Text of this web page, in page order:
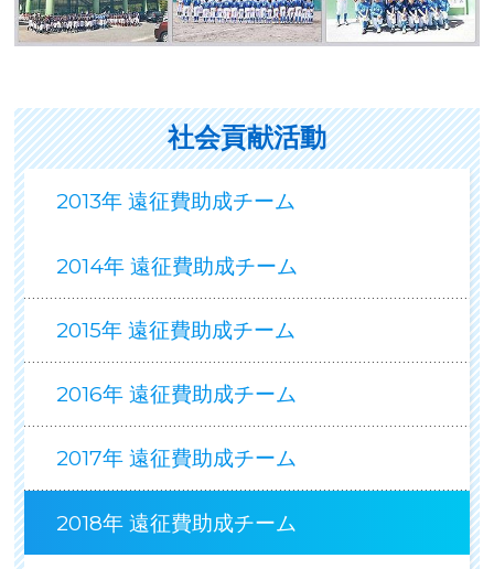
社会貢献活動
2013年 遠征費助成チーム
2014年 遠征費助成チーム
2015年 遠征費助成チーム
2016年 遠征費助成チーム
2017年 遠征費助成チーム
2018年 遠征費助成チーム